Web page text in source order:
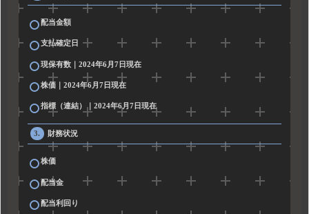
配当金額
支払確定日
現保有数｜2024年6月7日現在
株価｜2024年6月7日現在
指標（連結）｜2024年6月7日現在
財務状況
株価
配当金
配当利回り